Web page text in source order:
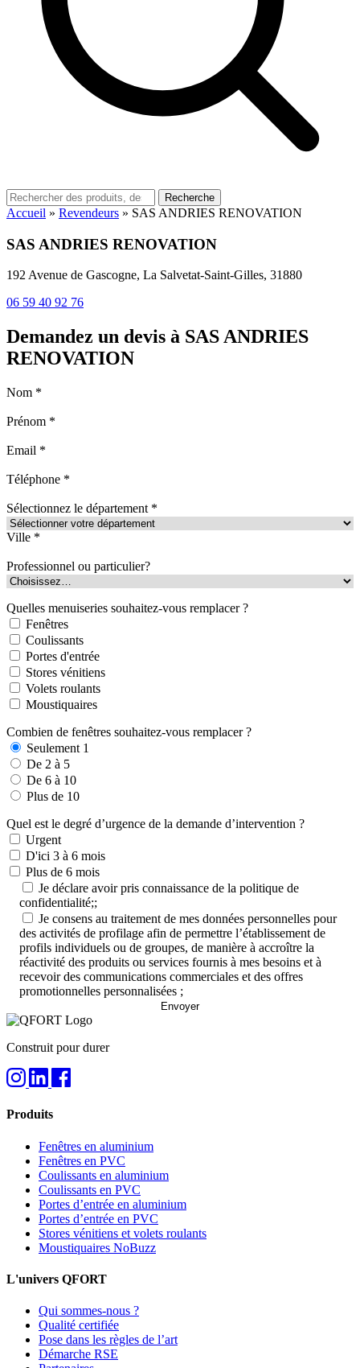
Recherche
Accueil » Revendeurs » SAS ANDRIES RENOVATION
SAS ANDRIES RENOVATION
192 Avenue de Gascogne, La Salvetat-Saint-Gilles, 31880
06 59 40 92 76
Demandez un devis à SAS ANDRIES
RENOVATION
Nom *
Prénom *
Email *
Téléphone *
Sélectionnez le département *
Ville *
Professionnel ou particulier?
Quelles menuiseries souhaitez-vous remplacer ?
Fenêtres
Coulissants
Portes d'entrée
Stores vénitiens
Volets roulants
Moustiquaires
Combien de fenêtres souhaitez-vous remplacer ?
Seulement 1
De 2 à 5
De 6 à 10
Plus de 10
Quel est le degré d’urgence de la demande d’intervention ?
Urgent
D'ici 3 à 6 mois
Plus de 6 mois
Je déclare avoir pris connaissance de la politique de
confidentialité;;
Je consens au traitement de mes données personnelles pour
des activités de profilage afin de permettre l’établissement de
profils individuels ou de groupes, de manière à accroître la
réactivité des produits ou services fournis à mes besoins et à
recevoir des communications commerciales et des offres
promotionnelles personnalisées ;
Construit pour durer
Produits
Fenêtres en aluminium
Fenêtres en PVC
Coulissants en aluminium
Coulissants en PVC
Portes d’entrée en aluminium
Portes d’entrée en PVC
Stores vénitiens et volets roulants
Moustiquaires NoBuzz
L'univers QFORT
Qui sommes-nous ?
Qualité certifiée
Pose dans les règles de l’art
Démarche RSE